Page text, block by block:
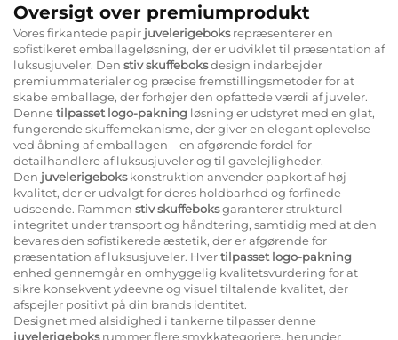
Oversigt over premiumprodukt
Vores firkantede papir juvelerigeboksrepræsenterer en
sofistikeret emballageløsning, der er udviklet til præsentation af
luksusjuveler. Den stiv skuffeboksdesign indarbejder
premiummaterialer og præcise fremstillingsmetoder for at
skabe emballage, der forhøjer den opfattede værdi af juveler.
Dennetilpasset logo-pakning løsning er udstyret med en glat,
fungerende skuffemekanisme, der giver en elegant oplevelse
ved åbning af emballagen – en afgørende fordel for
detailhandlere af luksusjuveler og til gavelejligheder.
Den juvelerigebokskonstruktion anvender papkort af høj
kvalitet, der er udvalgt for deres holdbarhed og forfinede
udseende. Rammen stiv skuffeboksgaranterer strukturel
integritet under transport og håndtering, samtidig med at den
bevares den sofistikerede æstetik, der er afgørende for
præsentation af luksusjuveler. Hvertilpasset logo-pakning
enhed gennemgår en omhyggelig kvalitetsvurdering for at
sikre konsekvent ydeevne og visuel tiltalende kvalitet, der
afspejler positivt på din brands identitet.
Designet med alsidighed i tankerne tilpasser denne
juvelerigeboksrummer flere smykkategoriere, herunder